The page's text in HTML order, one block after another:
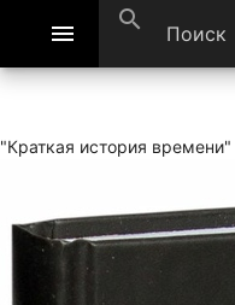
menu search
"Краткая история времени"